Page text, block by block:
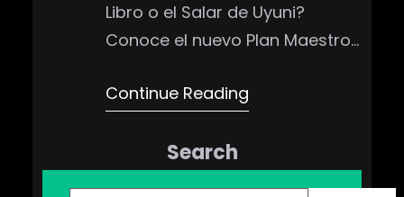
Libro o el Salar de Uyuni?
Conoce el nuevo Plan Maestro
traslado privado desde Viru
viales. ¡Reserva aquí!
Continue Reading
Search